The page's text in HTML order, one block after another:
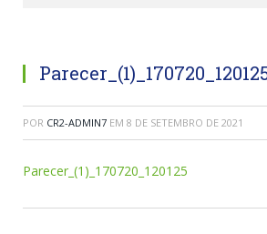
POR CR2-ADMIN7 EM 8 DE SETEMBRO DE 2021
Parecer_(1)_170720_120125